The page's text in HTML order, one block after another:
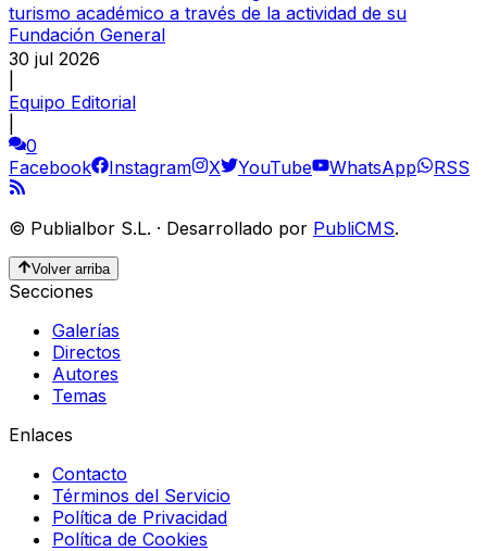
turismo académico a través de la actividad de su
Fundación General
30 jul 2026
Equipo Editorial
0
Facebook
Instagram X YouTube WhatsApp RSS
© Publialbor S.L. · Desarrollado por PubliCMS.
Volver arriba
Secciones
Galerías
Directos
Autores
Temas
Enlaces
Contacto
Términos del Servicio
Política de Privacidad
Política de Cookies